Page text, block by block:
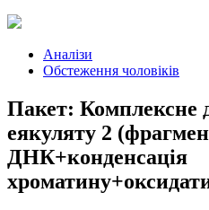
Аналізи
Обстеження чоловіків
Пакет: Комплексне
еякуляту 2
ДНК+конденсація